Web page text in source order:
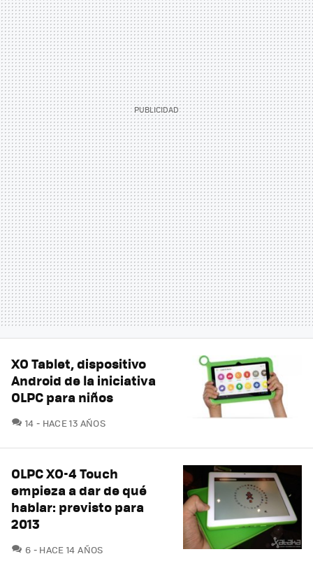
XO Tablet, dispositivo
Android de la iniciativa
OLPC para niños
14 COMENTARIOS
HACE 13 AÑOS
OLPC XO-4 Touch
empieza a dar de qué
hablar: previsto para
2013
6 COMENTARIOS
HACE 14 AÑOS